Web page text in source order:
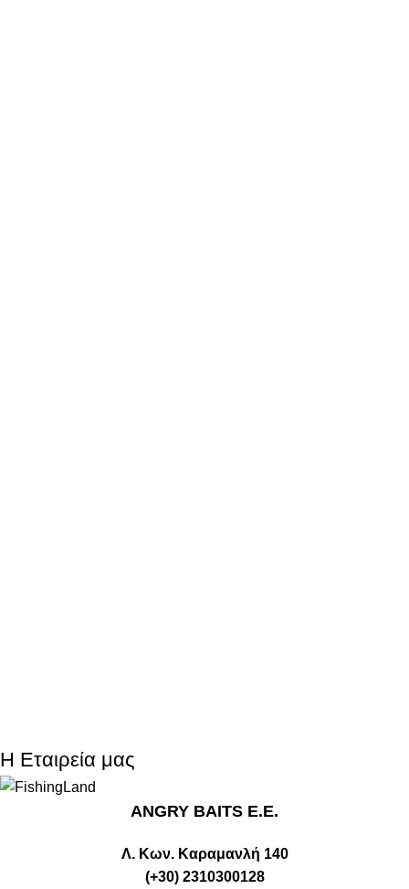
Η Εταιρεία μας
ANGRY BAITS Ε.Ε.
Λ. Κων. Καραμανλή 140
(+30) 2310300128